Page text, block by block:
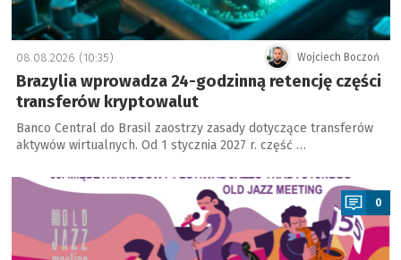
Wojciech Boczoń
08.08.2026 (10:35)
Brazylia wprowadza 24-godzinną retencję części
transferów kryptowalut
Banco Central do Brasil zaostrzy zasady dotyczące transferów
aktywów wirtualnych. Od 1 stycznia 2027 r. część …
a
0